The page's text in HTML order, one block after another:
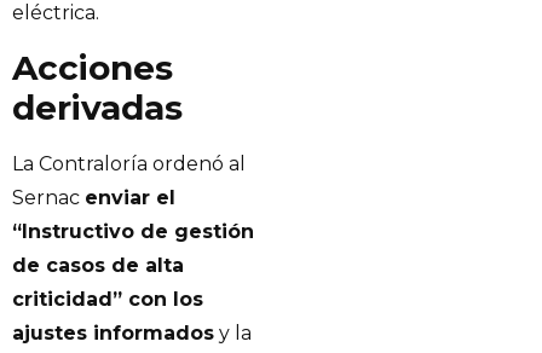
eléctrica.
Acciones
derivadas
La Contraloría ordenó al
Sernac enviar el
“Instructivo de gestión
de casos de alta
criticidad” con los
ajustes informados y la